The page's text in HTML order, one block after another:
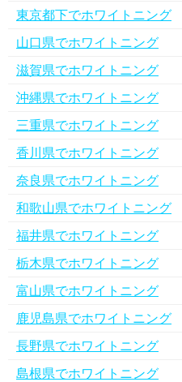
東京都下でホワイトニング
山口県でホワイトニング
滋賀県でホワイトニング
沖縄県でホワイトニング
三重県でホワイトニング
香川県でホワイトニング
奈良県でホワイトニング
和歌山県でホワイトニング
福井県でホワイトニング
栃木県でホワイトニング
富山県でホワイトニング
鹿児島県でホワイトニング
長野県でホワイトニング
島根県でホワイトニング